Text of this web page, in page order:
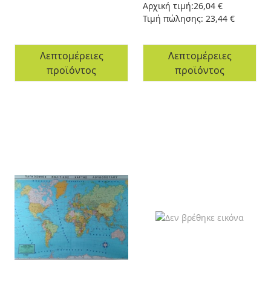
Λεπτομέρειες
προϊόντος
Αρχική τιμή:26,04 €
Τιμή πώλησης: 23,44 €
Λεπτομέρειες
προϊόντος